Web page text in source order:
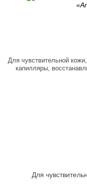
Для чувствительной
капилляры,
Для